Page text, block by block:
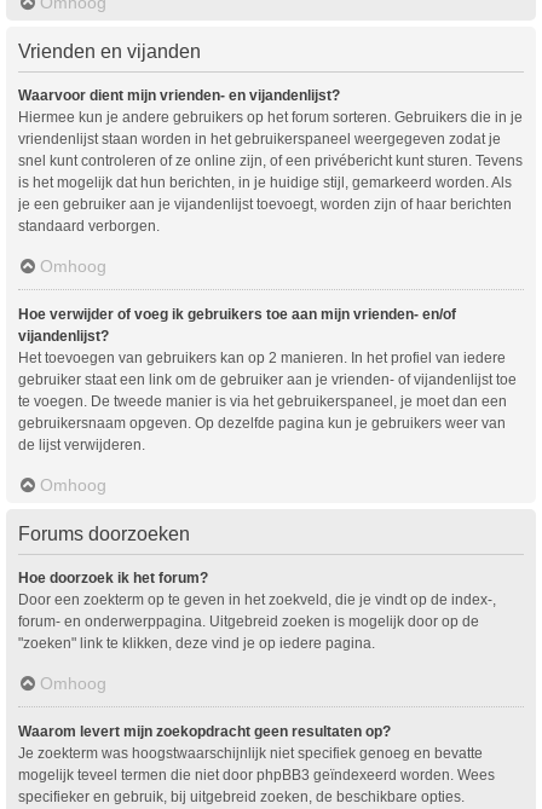
Vrienden en vijanden
Waarvoor dient mijn vrienden- en vijandenlijst?
Hiermee kun je andere gebruikers op het forum sorteren. Gebruikers die in je
vriendenlijst staan worden in het gebruikerspaneel weergegeven zodat je
snel kunt controleren of ze online zijn, of een privébericht kunt sturen. Tevens
is het mogelijk dat hun berichten, in je huidige stijl, gemarkeerd worden. Als
je een gebruiker aan je vijandenlijst toevoegt, worden zijn of haar berichten
standaard verborgen.
Omhoog
Hoe verwijder of voeg ik gebruikers toe aan mijn vrienden- en/of
vijandenlijst?
Het toevoegen van gebruikers kan op 2 manieren. In het profiel van iedere
gebruiker staat een link om de gebruiker aan je vrienden- of vijandenlijst toe
te voegen. De tweede manier is via het gebruikerspaneel, je moet dan een
gebruikersnaam opgeven. Op dezelfde pagina kun je gebruikers weer van
de lijst verwijderen.
Omhoog
Forums doorzoeken
Hoe doorzoek ik het forum?
Door een zoekterm op te geven in het zoekveld, die je vindt op de index-,
forum- en onderwerppagina. Uitgebreid zoeken is mogelijk door op de
"zoeken" link te klikken, deze vind je op iedere pagina.
Omhoog
Waarom levert mijn zoekopdracht geen resultaten op?
Je zoekterm was hoogstwaarschijnlijk niet specifiek genoeg en bevatte
mogelijk teveel termen die niet door phpBB3 geïndexeerd worden. Wees
specifieker en gebruik, bij uitgebreid zoeken, de beschikbare opties.